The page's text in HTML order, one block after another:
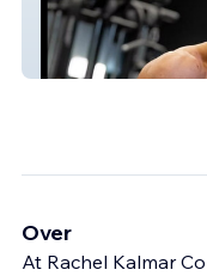
Andrew Cleary
Over
At Rachel Kalmar